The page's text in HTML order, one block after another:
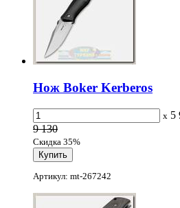
Нож Boker Kerberos
x 5
9 130
Скидка 35%
Артикул: mt-267242